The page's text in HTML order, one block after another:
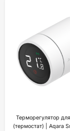
Терморегулятор
(термостат) | Aqara